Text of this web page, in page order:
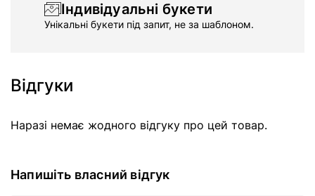
Індивідуальні букети
Унікальні букети під запит, не за шаблоном.
Відгуки
Наразі немає жодного відгуку про цей товар.
Напишіть власний відгук